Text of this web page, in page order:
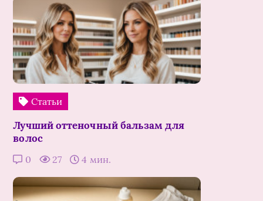
Статьи
Лучший оттеночный бальзам для
волос
0 27 4 мин.